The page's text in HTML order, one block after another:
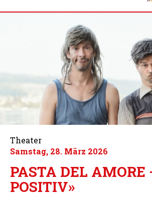
Theater
Samstag, 28. März 2026
PASTA DEL AMORE
POSITIV»